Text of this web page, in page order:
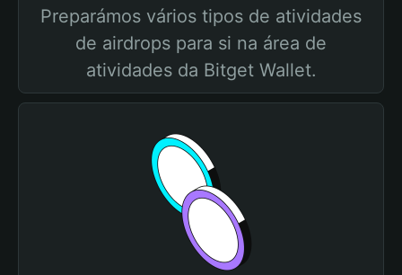
Preparámos vários tipos de atividades
de airdrops para si na área de
atividades da Bitget Wallet.